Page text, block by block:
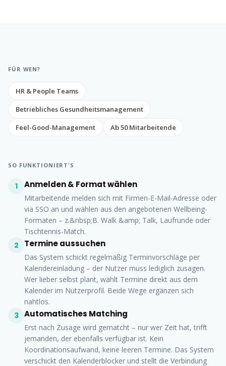
FÜR WEN?
HR & People Teams
Betriebliches Gesundheitsmanagement
Feel-Good-Management
Ab 50 Mitarbeitende
SO FUNKTIONIERT'S
1 Anmelden & Format wählen
Mitarbeitende melden sich mit Firmen-E-Mail-Adresse oder
via SSO an und wählen aus den angebotenen Wellbeing-
Formaten – z.&nbsp;B. Walk &amp; Talk, Laufrunde oder
Tischtennis-Match.
2 Termine aussuchen
Das System schickt regelmäßig Terminvorschläge per
Kalendereinladung – der Nutzer muss lediglich zusagen.
Wer lieber selbst plant, wählt Termine direkt aus dem
Kalender im Nutzerprofil. Beide Wege ergänzen sich
nahtlos.
3 Automatisches Matching
Erst nach Zusage wird gematcht – nur wer Zeit hat, trifft
jemanden, der ebenfalls verfügbar ist. Kein
Koordinationsaufwand, keine leeren Termine. Das System
verschickt den Kalenderblocker und stellt die Verbindung